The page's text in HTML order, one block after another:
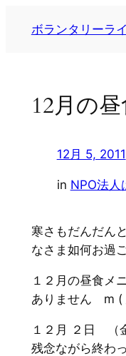
ボランタリーラ
12月の
12月 5, 2011
in NPO法人
寒さもだんだん
なさま如何お過
１２月の昼食メ
ありません m (
１２月 ２日
残念ながら終わ